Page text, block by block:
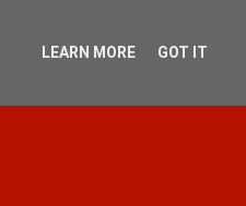
LEARN MORE GOT IT